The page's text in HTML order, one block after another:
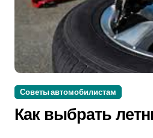
Советы автомобилистам
Как выбрать